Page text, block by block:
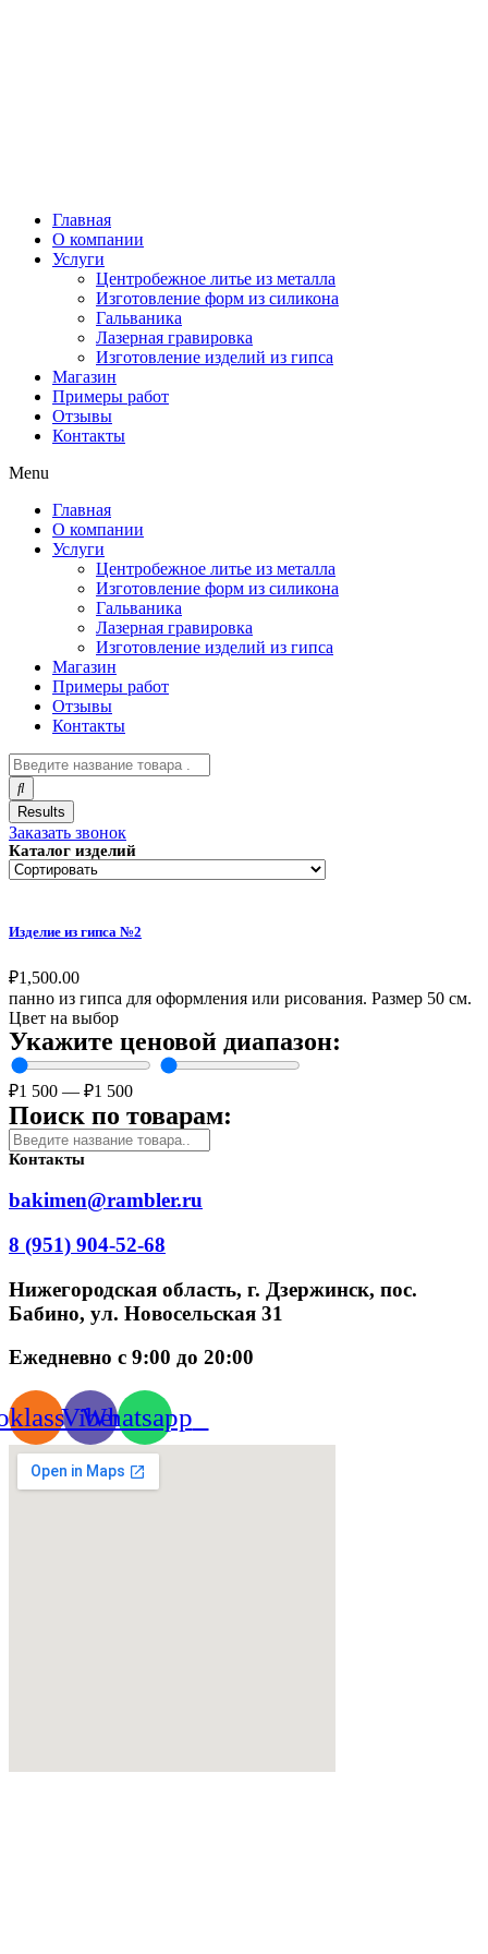
Главная
О компании
Услуги
Центробежное литье из металла
Изготовление форм из силикона
Гальваника
Лазерная гравировка
Изготовление изделий из гипса
Магазин
Примеры работ
Отзывы
Контакты
Menu
Главная
О компании
Услуги
Центробежное литье из металла
Изготовление форм из силикона
Гальваника
Лазерная гравировка
Изготовление изделий из гипса
Магазин
Примеры работ
Отзывы
Контакты
Results
Заказать звонок
Каталог изделий
Изделие из гипса №2
₽1,500.00
панно из гипса для оформления или рисования. Размер 50 см.
Цвет на выбор
Укажите ценовой диапазон:
₽1 500 — ₽1 500
Поиск по товарам:
Контакты
bakimen@rambler.ru
8 (951) 904-52-68
Нижегородская область, г. Дзержинск, пос.
Бабино, ул. Новосельская 31
Ежедневно с 9:00 до 20:00
Viber
Whatsapp